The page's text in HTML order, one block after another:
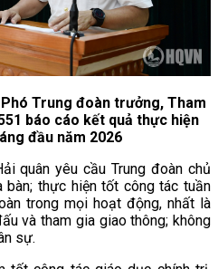
Trung đoàn trưởng, Tham
báo cáo kết quả thực hiện
đầu năm 2026
quân yêu cầu Trung đoàn chủ
thực hiện tốt công tác tuần
trong mọi hoạt động, nhất là
và tham gia giao thông; không
sự.